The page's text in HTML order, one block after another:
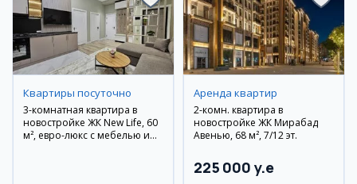
Квартиры посуточно
3-комнатная квартира в
новостройке ЖК New Life, 60
м², евро-люкс с мебелью и
Аренда квартир
2-комн. квартира в
новостройке ЖК Мирабад
Авенью, 68 м², 7/12 эт.
225 000 y.e